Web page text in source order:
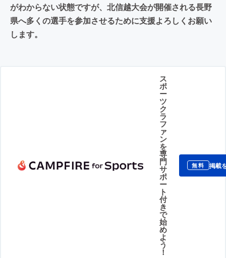
がわからない状態ですが、北信越大会が開催される長野
県へ多くの選手を参加させるために支援よろしくお願い
します。
ス
ポ
ー
ツ
ク
ラ
フ
ァ
ン
を
専
門
サ
ポ
ー
ト
付
き
で
始
め
よ
う
！
無料 掲載